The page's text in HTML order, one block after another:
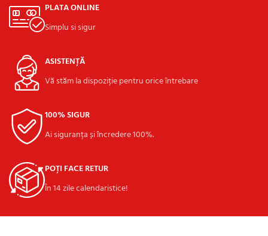
PLATA ONLINE
Simplu si sigur
ASISTENȚĂ
Vă stăm la dispoziție pentru orice întrebare
100% SIGUR
Ai siguranța și încredere 100%.
POȚI FACE RETUR
În 14 zile calendaristice!